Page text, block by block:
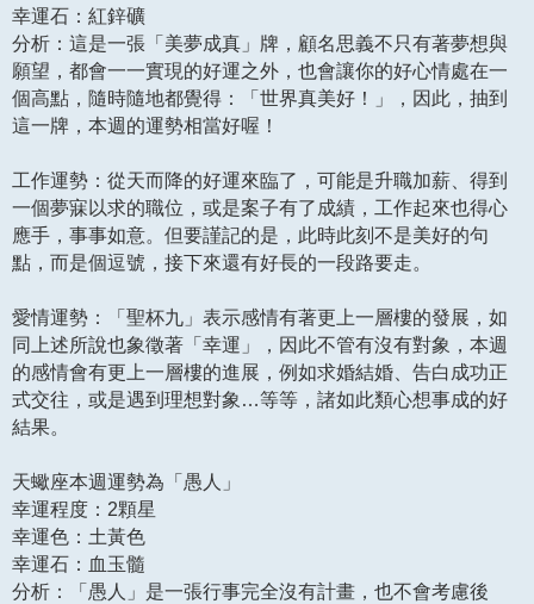
幸運石：紅鋅礦
分析：這是一張「美夢成真」牌，顧名思義不只有著夢想與
願望，都會一一實現的好運之外，也會讓你的好心情處在一
個高點，隨時隨地都覺得：「世界真美好！」，因此，抽到
這一牌，本週的運勢相當好喔！
工作運勢：從天而降的好運來臨了，可能是升職加薪、得到
一個夢寐以求的職位，或是案子有了成績，工作起來也得心
應手，事事如意。但要謹記的是，此時此刻不是美好的句
點，而是個逗號，接下來還有好長的一段路要走。
愛情運勢：「聖杯九」表示感情有著更上一層樓的發展，如
同上述所說也象徵著「幸運」，因此不管有沒有對象，本週
的感情會有更上一層樓的進展，例如求婚結婚、告白成功正
式交往，或是遇到理想對象…等等，諸如此類心想事成的好
結果。
天蠍座本週運勢為「愚人」
幸運程度：2顆星
幸運色：土黃色
幸運石：血玉髓
分析：「愚人」是一張行事完全沒有計畫，也不會考慮後